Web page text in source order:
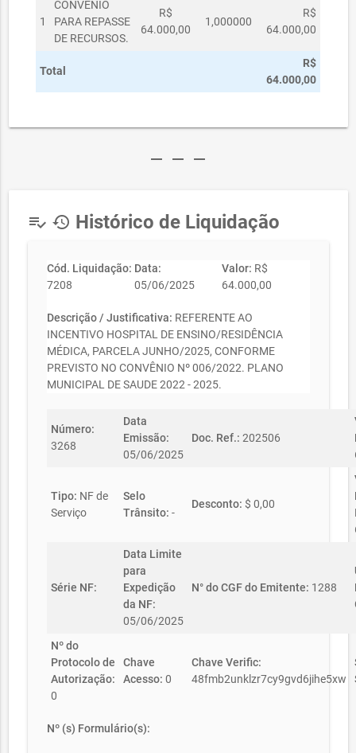
1
CONVÊNIO
PARA REPASSE
DE RECURSOS.
R$
64.000,00
1,000000
R$
64.000,00
Total
R$
64.000,00
remove remove remove
playlist_add_check history Histórico de Liquidação
Cód. Liquidação:
7208
Data:
05/06/2025
Valor: R$
64.000,00
Descrição / Justificativa: REFERENTE AO
INCENTIVO HOSPITAL DE ENSINO/RESIDÊNCIA
MÉDICA, PARCELA JUNHO/2025, CONFORME
PREVISTO NO CONVÊNIO Nº 006/2022. PLANO
MUNICIPAL DE SAUDE 2022 - 2025.
Número:
3268
Data
Emissão:
05/06/2025
Doc. Ref.: 202506
Tipo: NF de
Serviço
Selo
Trânsito: -
Desconto: $ 0,00
Série NF:
Data Limite
para
Expedição
da NF:
05/06/2025
N° do CGF do Emitente: 1288
Nº do
Protocolo de
Autorização:
0
Chave
Acesso: 0
Chave Verific:
48fmb2unklzr7cy9gvd6jihe5xw
Nº (s) Formulário(s):